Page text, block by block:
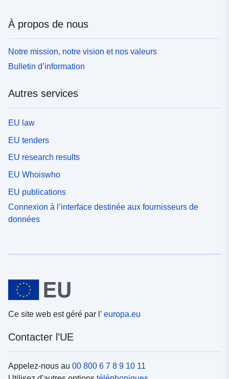
À propos de nous
Notre mission, notre vision et nos valeurs
Bulletin d’information
Autres services
EU law
EU tenders
EU research results
EU Whoiswho
EU publications
Connexion à l’interface destinée aux fournisseurs de
données
Ce site web est géré par l’ europa.eu
Contacter l’UE
Appelez-nous au 00 800 6 7 8 9 10 11